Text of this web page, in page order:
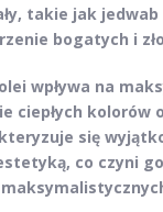
takie jak
bogatych i
wpływa na
ciepłych kolorów
się
co czyni